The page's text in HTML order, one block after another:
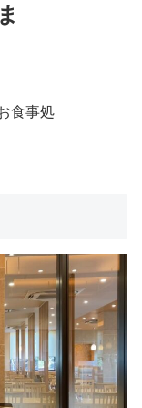
食事処